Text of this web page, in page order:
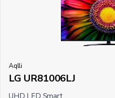
Aqlli
LG UR81006LJ
UHD LED Smart